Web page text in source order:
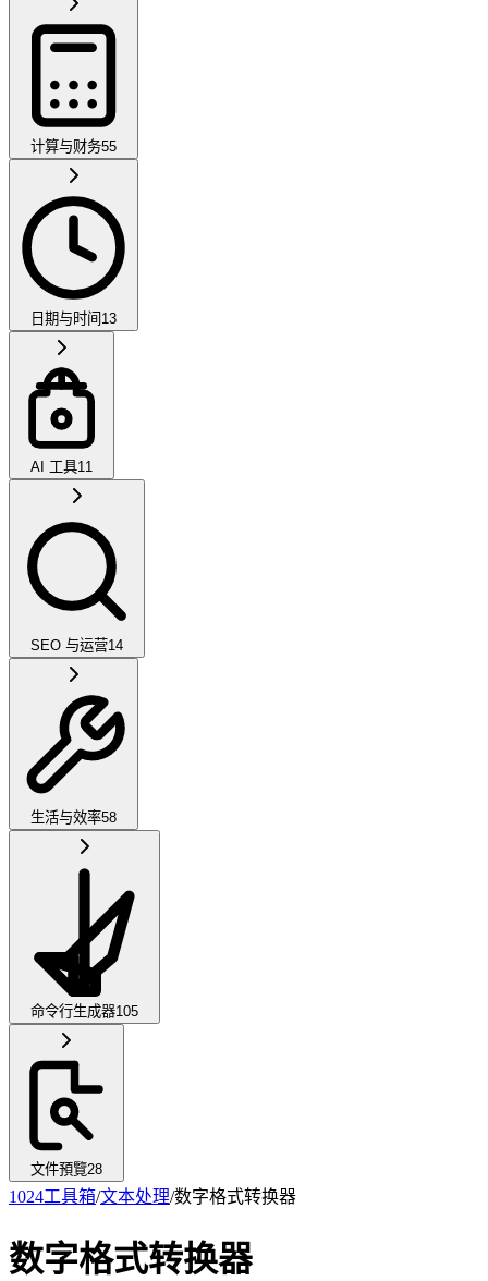
计算与财务55
日期与时间 13
AI 工具11
SEO 与运营14
生活与效率58
命令行生成器105
文件預覽28
1024工具箱/文本处理/数字格式转换器
数字格式转换器